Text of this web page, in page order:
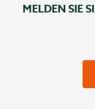
MELDEN SIE